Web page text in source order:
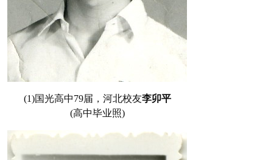
(1)国光高中79届，河北校友李卯平
(高中毕业照)